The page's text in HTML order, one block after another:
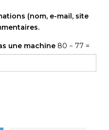
(nom, e-mail, site
une machine 80 − 77 =